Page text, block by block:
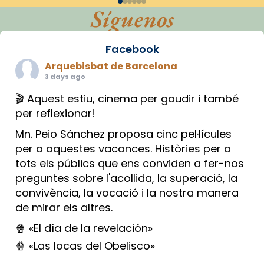
Síguenos
Facebook
Arquebisbat de Barcelona
3 days ago
🎬 Aquest estiu, cinema per gaudir i també
per reflexionar!
Mn. Peio Sánchez proposa cinc pel·lícules
per a aquestes vacances. Històries per a
tots els públics que ens conviden a fer-nos
preguntes sobre l'acollida, la superació, la
convivència, la vocació i la nostra manera
de mirar els altres.
🍿 «El día de la revelación»
🍿 «Las locas del Obelisco»